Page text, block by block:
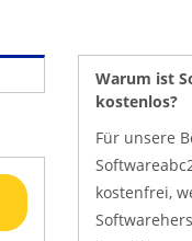
Warum ist
kostenlos?
Für unsere
kostenfrei,